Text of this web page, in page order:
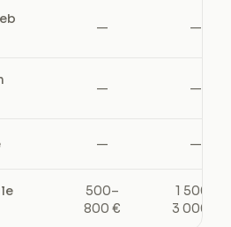
— —
— —
— —
500–
800 €
1 500–
3 000 €